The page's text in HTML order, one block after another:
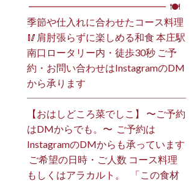
⁡ ━━━━━━━━━━━━━━ ⁡ 🍽
季節や仕入れに合わせたコース料理
🥢肩肘張らずに楽しめる和食 本庄駅
南口ロータリー内・徒歩30秒 ご予
約・お問い合わせはInstagramのDM
から承ります ⁡
【おはしどころ菜でしこ】 〜ご予約
はDMからでも。〜 ⁡ ご予約は
InstagramのDMからも承っています
⁡ ご希望の日時・ご人数 コース料理
もしくはアラカルト。 ⁡ ⁡ 「この食材